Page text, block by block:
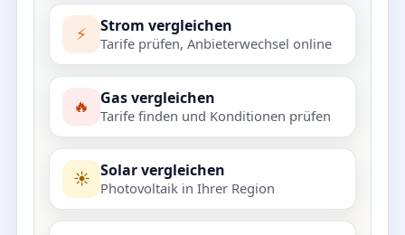
⚡ Strom vergleichen
Tarife prüfen, Anbieterwechsel online
🔥 Gas vergleichen
Tarife finden und Konditionen prüfen
☀️ Solar vergleichen
Photovoltaik in Ihrer Region